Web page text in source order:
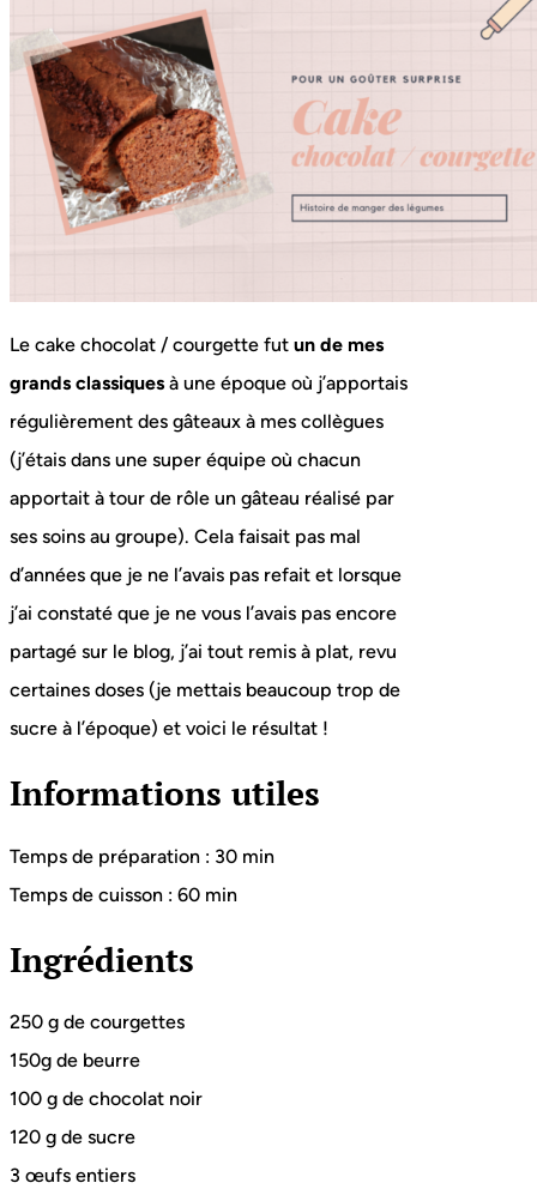
Le cake chocolat / courgette fut un de mes
grands classiques à une époque où j’apportais
régulièrement des gâteaux à mes collègues
(j’étais dans une super équipe où chacun
apportait à tour de rôle un gâteau réalisé par
ses soins au groupe). Cela faisait pas mal
d’années que je ne l’avais pas refait et lorsque
j’ai constaté que je ne vous l’avais pas encore
partagé sur le blog, j’ai tout remis à plat, revu
certaines doses (je mettais beaucoup trop de
sucre à l’époque) et voici le résultat !
Informations utiles
Temps de préparation : 30 min
Temps de cuisson : 60 min
Ingrédients
250 g de courgettes
150g de beurre
100 g de chocolat noir
120 g de sucre
3 œufs entiers